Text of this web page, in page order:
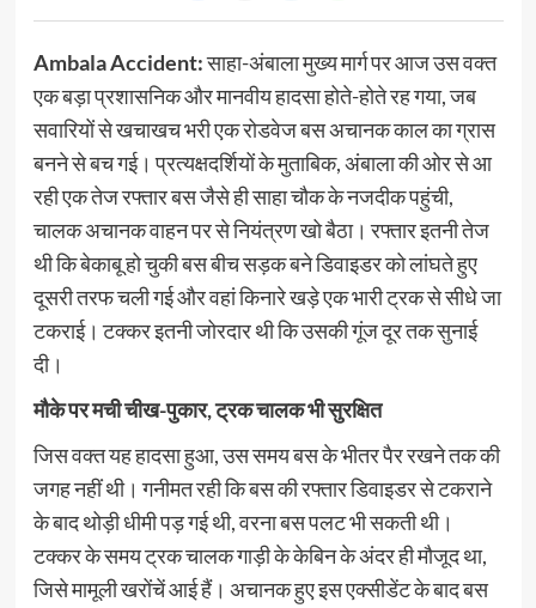
Ambala Accident:साहा-अंबाला मुख्य मार्ग पर आज उस वक्त
एक बड़ा प्रशासनिक और मानवीय हादसा होते-होते रह गया, जब
सवारियों से खचाखच भरी एक रोडवेज बस अचानक काल का ग्रास
बनने से बच गई। प्रत्यक्षदर्शियों के मुताबिक, अंबाला की ओर से आ
रही एक तेज रफ्तार बस जैसे ही साहा चौक के नजदीक पहुंची,
चालक अचानक वाहन पर से नियंत्रण खो बैठा। रफ्तार इतनी तेज
थी कि बेकाबू हो चुकी बस बीच सड़क बने डिवाइडर को लांघते हुए
दूसरी तरफ चली गई और वहां किनारे खड़े एक भारी ट्रक से सीधे जा
टकराई। टक्कर इतनी जोरदार थी कि उसकी गूंज दूर तक सुनाई
दी।
मौके पर मची चीख-पुकार, ट्रक चालक भी सुरक्षित
जिस वक्त यह हादसा हुआ, उस समय बस के भीतर पैर रखने तक की
जगह नहीं थी। गनीमत रही कि बस की रफ्तार डिवाइडर से टकराने
के बाद थोड़ी धीमी पड़ गई थी, वरना बस पलट भी सकती थी।
टक्कर के समय ट्रक चालक गाड़ी के केबिन के अंदर ही मौजूद था,
जिसे मामूली खरोंचें आई हैं। अचानक हुए इस एक्सीडेंट के बाद बस